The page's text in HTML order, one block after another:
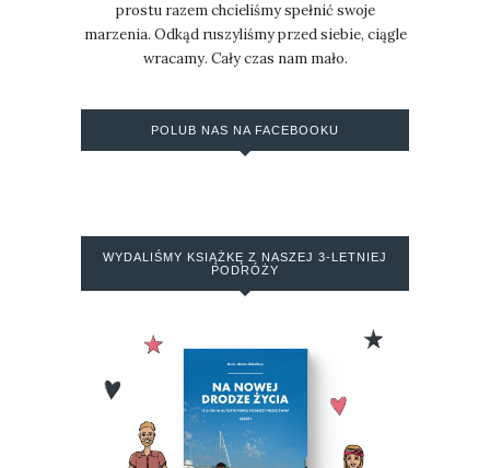
prostu razem chcieliśmy spełnić swoje
marzenia. Odkąd ruszyliśmy przed siebie, ciągle
wracamy. Cały czas nam mało.
POLUB NAS NA FACEBOOKU
WYDALIŚMY KSIĄŻKĘ Z NASZEJ 3-LETNIEJ
PODRÓŻY